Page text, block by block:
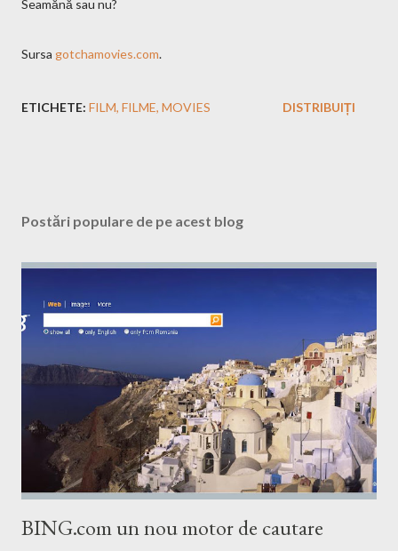
Seamănă sau nu?
Sursa gotchamovies.com.
ETICHETE: FILM FILME MOVIES DISTRIBUIȚI
Postări populare de pe acest blog
BING.com un nou motor de cautare